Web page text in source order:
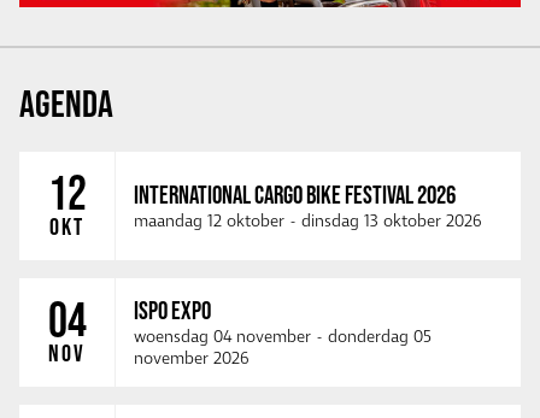
AGENDA
12
OKT
INTERNATIONAL CARGO BIKE FESTIVAL 2026
maandag 12 oktober - dinsdag 13 oktober 2026
04
NOV
ISPO EXPO
woensdag 04 november - donderdag 05
november 2026